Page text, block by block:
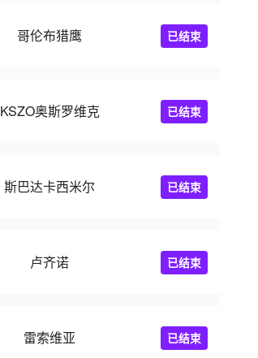
哥伦布猎鹰 已结束
KSZO奥斯罗维克 已结束
斯巴达卡西米尔 已结束
卢齐诺 已结束
雷索维亚 已结束